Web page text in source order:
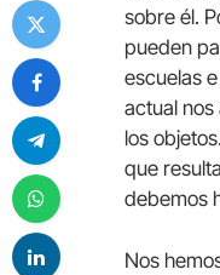
sobre él.
pueden
escuelas
actual
los
que
debemos
Nos